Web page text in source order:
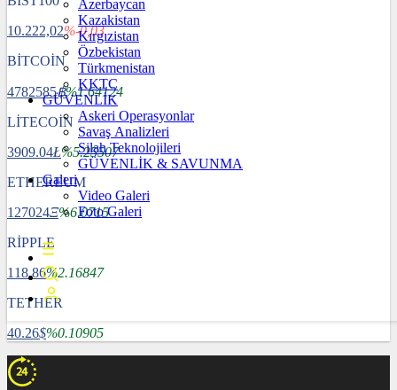
10.222,02%-0,03
BİTCOİN
4782585฿%1.64124
LİTECOİN
3909.04Ł%5.25507
ETHEREUM
127024Ξ%6.0715
RİPPLE
118.86%2.16847
TETHER
40.26$%0.10905
Azerbaycan
Kazakistan
Kırgızistan
Özbekistan
Türkmenistan
KKTC
GÜVENLİK
Askeri Operasyonlar
Savaş Analizleri
Silah Teknolojileri
GÜVENLİK & SAVUNMA
Galeri
Video Galeri
Foto Galeri